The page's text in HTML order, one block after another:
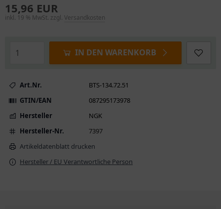
15,96 EUR
inkl. 19 % MwSt. zzgl. Versandkosten
IN DEN WARENKORB
Art.Nr.
BTS-134.72.51
GTIN/EAN
087295173978
Hersteller
NGK
Hersteller-Nr.
7397
Artikeldatenblatt drucken
Hersteller / EU Verantwortliche Person